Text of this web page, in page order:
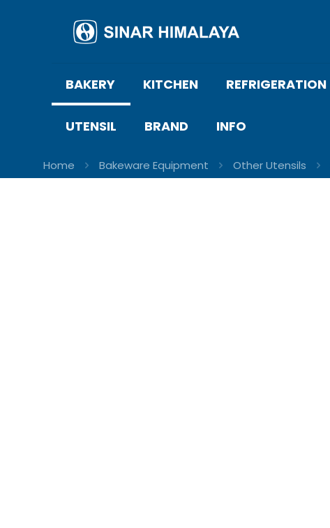
BAKERY KITCHEN REFRIGERATION
UTENSIL BRAND INFO
Home Bakeware Equipment Other Utensils